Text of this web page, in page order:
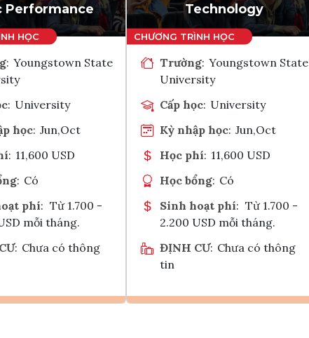
Performance
: Youngstown State
: University
học: Jun,Oct
: 11,600 USD
: Có
phí: Từ 1.700 -
mỗi tháng.
: Chưa có thông
Technology
Trường: Youngstown State
University
Cấp học: University
Kỳ nhập học: Jun,Oct
Học phí: 11,600 USD
Học bổng: Có
Sinh hoạt phí: Từ 1.700 -
2.200 USD mỗi tháng.
ĐỊNH CƯ: Chưa có thông
tin